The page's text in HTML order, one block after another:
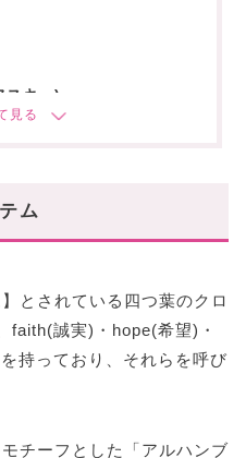
スキー)
ム
とされている四つ葉のクロ
faith(誠実)・hope(希望)・
持っており、それらを呼び
チーフとした「アルハンブ